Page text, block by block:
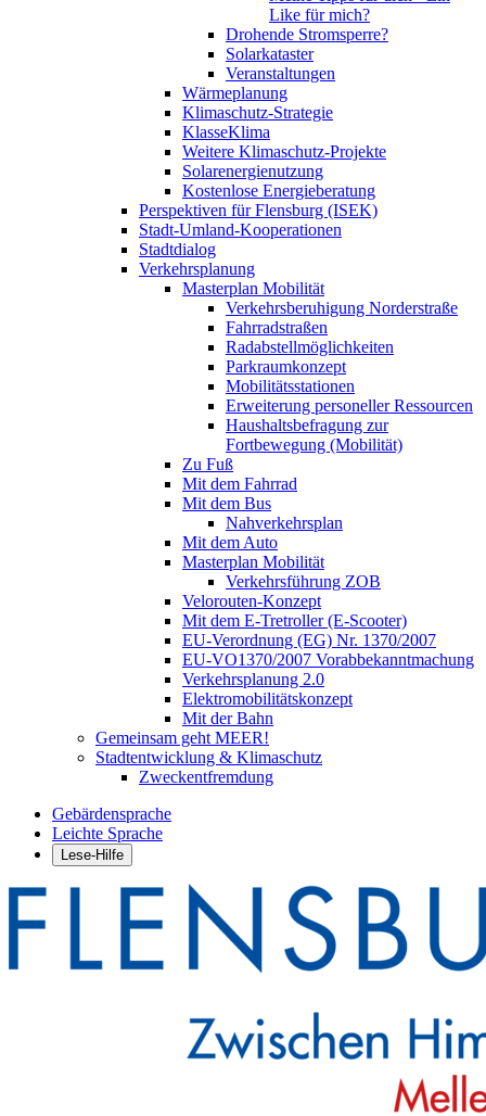
Like für mich?
Drohende Stromsperre?
Solarkataster
Veranstaltungen
Wärmeplanung
Klimaschutz-Strategie
KlasseKlima
Weitere Klimaschutz-Projekte
Solarenergienutzung
Kostenlose Energieberatung
Perspektiven für Flensburg (ISEK)
Stadt-Umland-Kooperationen
Stadtdialog
Verkehrsplanung
Masterplan Mobilität
Verkehrsberuhigung Norderstraße
Fahrradstraßen
Radabstellmöglichkeiten
Parkraumkonzept
Mobilitätsstationen
Erweiterung personeller Ressourcen
Haushaltsbefragung zur
Fortbewegung (Mobilität)
Zu Fuß
Mit dem Fahrrad
Mit dem Bus
Nahverkehrsplan
Mit dem Auto
Masterplan Mobilität
Verkehrsführung ZOB
Velorouten-Konzept
Mit dem E-Tretroller (E-Scooter)
EU-Verordnung (EG) Nr. 1370/2007
EU-VO1370/2007 Vorabbekanntmachung
Verkehrsplanung 2.0
Elektromobilitätskonzept
Mit der Bahn
Gemeinsam geht MEER!
Stadtentwicklung & Klimaschutz
Zweckentfremdung
Gebärdensprache
Leichte Sprache
Lese-Hilfe